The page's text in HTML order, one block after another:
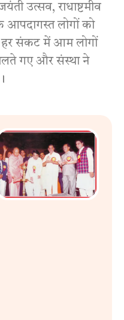
उत्सव, राधाष्टमीव
आपदागस्त लोगों को
हर संकट में आम लोगों
गए और संस्था ने